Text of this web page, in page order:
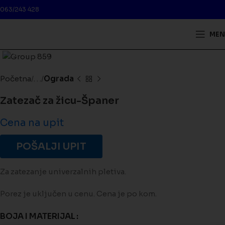
063/243 428
Početna . . . Ograda
Zatezač za žicu-Španer
Cena na upit
POŠALJI UPIT
Za zatezanje univerzalnih pletiva.
Porez je uključen u cenu. Cena je po kom.
BOJA I MATERIJAL